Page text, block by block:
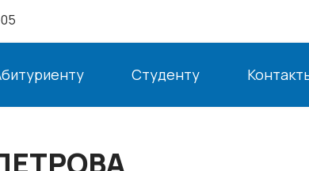
Студенту